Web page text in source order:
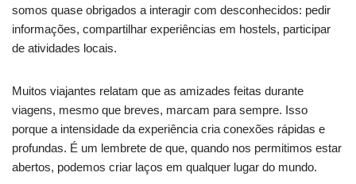
somos quase obrigados a interagir com desconhecidos: pedir
informações, compartilhar experiências em hostels, participar
de atividades locais.
Muitos viajantes relatam que as amizades feitas durante
viagens, mesmo que breves, marcam para sempre. Isso
porque a intensidade da experiência cria conexões rápidas e
profundas. É um lembrete de que, quando nos permitimos estar
abertos, podemos criar laços em qualquer lugar do mundo.